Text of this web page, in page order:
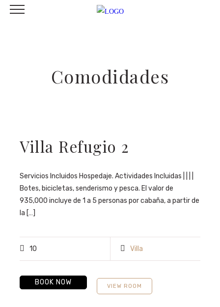
Comodidades
Villa Refugio 2
Servicios Incluidos Hospedaje. Actividades Incluidas | | | |
Botes, bicicletas, senderismo y pesca. El valor de
935,000 incluye de 1 a 5 personas por cabaña, a partir de
la […]
10 Villa
VIEW ROOM
BOOK NOW